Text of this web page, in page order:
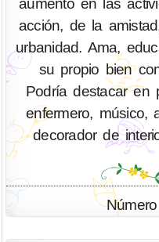
aumento en las
acción, de la
urbanidad. Ama,
su propio bien
Podría destacar en
enfermero, músico,
decorador de